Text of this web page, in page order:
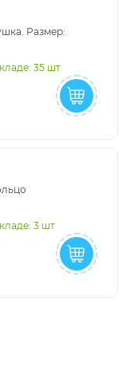
35 шт
3 шт